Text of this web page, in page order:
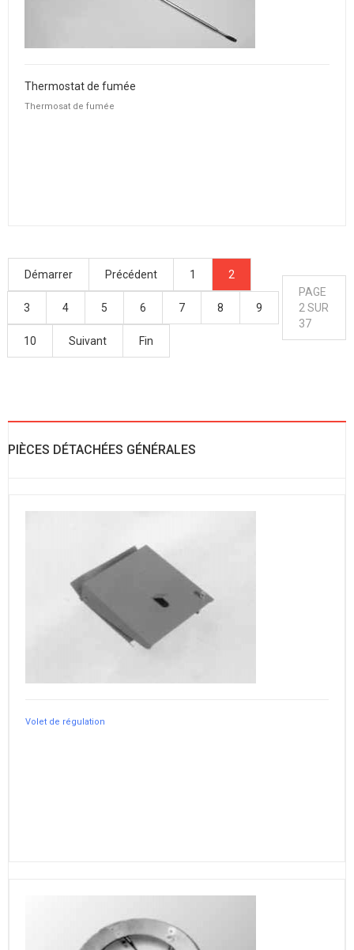
Thermostat de fumée
Thermosat de fumée
Démarrer Précédent 1 2
3 4 5 6 7 8 9
10 Suivant Fin
PAGE
2 SUR
37
PIÈCES DÉTACHÉES GÉNÉRALES
Volet de régulation